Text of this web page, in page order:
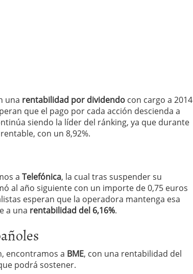
una rentabilidad por dividendo con cargo a 2014
que el pago por cada acción descienda a
siendo la líder del ránking, ya que durante
con un 8,92%.
a Telefónica, la cual tras suspender su
al año siguiente con un importe de 0,75 euros
esperan que la operadora mantenga esa
a una rentabilidad del 6,16%.
encontramos a BME, con una rentabilidad del
podrá sostener.